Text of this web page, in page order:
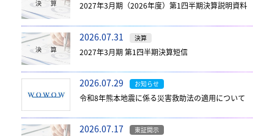
2027年3月期（2026年度）第1四半期決算説明資料
2026.07.31 決算
2027年3月期 第1四半期決算短信
2026.07.29 お知らせ
令和8年熊本地震に係る災害救助法の適用について
2026.07.17 東証開示